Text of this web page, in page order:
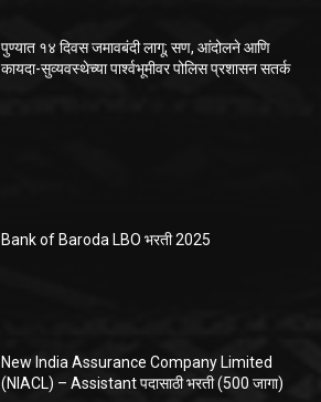
पुण्यात १४ दिवस जमावबंदी लागू; सण, आंदोलने आणि
कायदा-सुव्यवस्थेच्या पार्श्वभूमीवर पोलिस प्रशासन सतर्क
Bank of Baroda LBO भरती 2025
New India Assurance Company Limited
(NIACL) – Assistant पदासाठी भरती (500 जागा)